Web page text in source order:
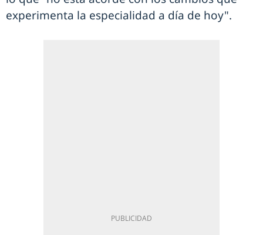
experimenta la especialidad a día de hoy".